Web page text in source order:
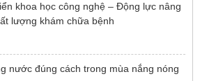
khoa học công nghệ – Động lực nâng
lượng khám chữa bệnh
nước đúng cách trong mùa nắng nóng